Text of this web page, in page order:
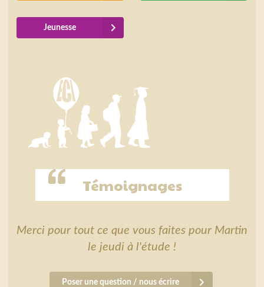
Jeunesse
Témoignages
Merci pour tout ce que vous faites pour Martin
le jeudi à l'étude !
Poser une question / nous écrire